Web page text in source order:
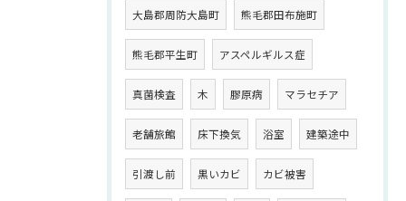
大島郡周防大島町 熊毛郡田布施町
熊毛郡平生町 アスペルギルス症
真菌検査 木 膠原病 マラセチア
老舗旅館 床下換気 浴室 建築途中
引渡し前 黒いカビ カビ被害